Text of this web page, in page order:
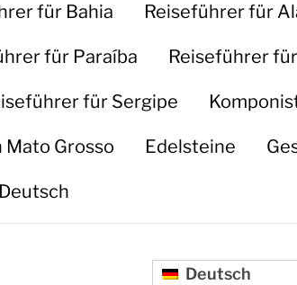
für Bahia Reiseführer für
für Paraíba Reiseführer
für Sergipe
Mato Grosso Edelsteine
Deutsch
Deutsch